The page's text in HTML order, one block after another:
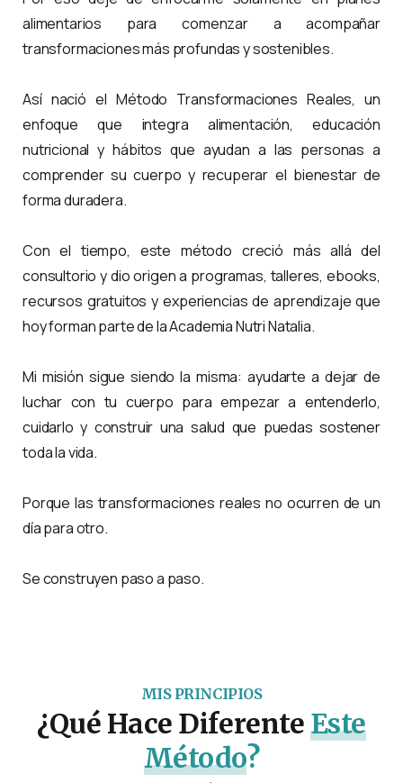
alimentarios para comenzar a acompañar
transformaciones más profundas y sostenibles.
Así nació el Método Transformaciones Reales, un
enfoque que integra alimentación, educación
nutricional y hábitos que ayudan a las personas a
comprender su cuerpo y recuperar el bienestar de
forma duradera.
Con el tiempo, este método creció más allá del
consultorio y dio origen a programas, talleres, ebooks,
recursos gratuitos y experiencias de aprendizaje que
hoy forman parte de la Academia Nutri Natalia.
Mi misión sigue siendo la misma: ayudarte a dejar de
luchar con tu cuerpo para empezar a entenderlo,
cuidarlo y construir una salud que puedas sostener
toda la vida.
Porque las transformaciones reales no ocurren de un
día para otro.
Se construyen paso a paso.
MIS PRINCIPIOS
¿Qué Hace DiferenteEste
Método?